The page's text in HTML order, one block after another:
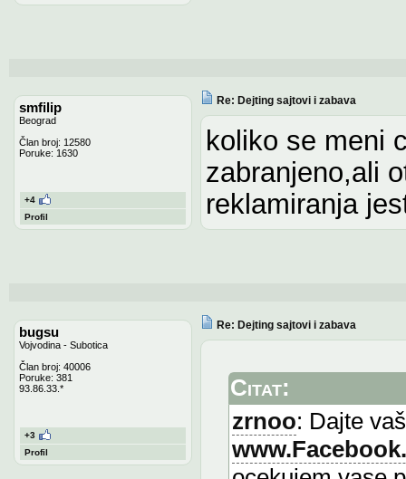
smfilip
Beograd
Član broj: 12580
Poruke: 1630
+4
Profil
Re: Dejting sajtovi i zabava
koliko se meni
zabranjeno,ali
reklamiranja
bugsu
Vojvodina - Subotica
Član broj: 40006
Poruke: 381
93.86.33.*
+3
Profil
Re: Dejting sajtovi i zabava
Citat:
zrnoo: Dajte